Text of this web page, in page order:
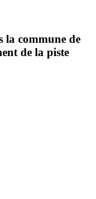
la commune de
de la piste